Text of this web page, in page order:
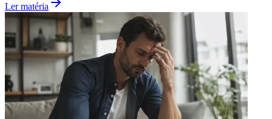
Santos
Ler matéria